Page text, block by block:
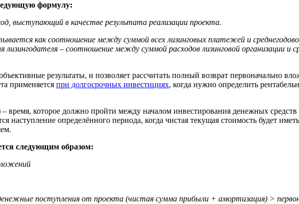
формулу:
выступающий в качестве результата реализации проекта.
как соотношение между суммой всех лизинговых платежей и
лизингодателя – соотношение между суммой расходов лизинговой организации и
результаты, и позволяет рассчитать полный возврат первоначально
применяется при долгосрочных инвестициях, когда нужно определить
которое должно пройти между началом инвестирования денежных
наступление определённого периода, когда чистая текущая стоимость будет
следующим образом:
поступления от проекта (чистая сумма прибыли + амортизация) >